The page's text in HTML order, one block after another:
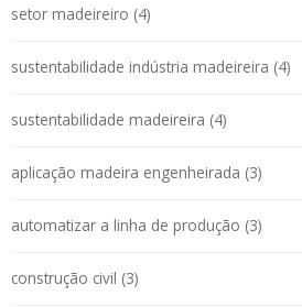
setor madeireiro (4)
sustentabilidade indústria madeireira (4)
sustentabilidade madeireira (4)
aplicação madeira engenheirada (3)
automatizar a linha de produção (3)
construção civil (3)